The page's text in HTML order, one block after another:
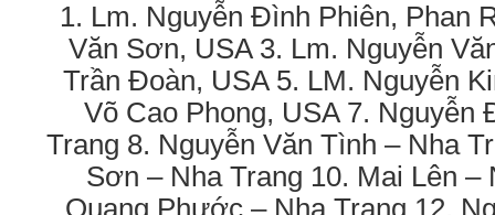
1. Lm. Nguyễn Đình Phiên, Phan
Văn Sơn, USA 3. Lm. Nguyễn
Trần Đoàn, USA 5. LM. Nguyễn
Võ Cao Phong, USA 7. Nguyễn
Trang 8. Nguyễn Văn Tình – Nha
Sơn – Nha Trang 10. Mai Lên –
Quang Phước – Nha Trang 12.